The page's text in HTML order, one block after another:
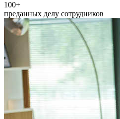
100+
преданных делу сотрудников